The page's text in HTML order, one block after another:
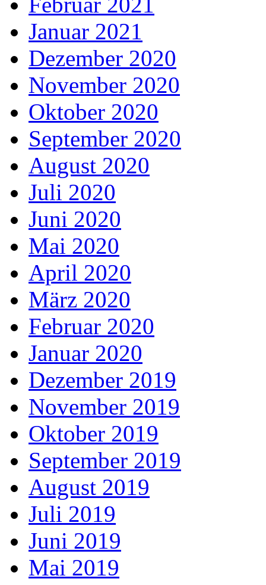
Januar 2021
Dezember 2020
November 2020
Oktober 2020
September 2020
August 2020
Juli 2020
Juni 2020
Mai 2020
April 2020
März 2020
Februar 2020
Januar 2020
Dezember 2019
November 2019
Oktober 2019
September 2019
August 2019
Juli 2019
Juni 2019
Mai 2019